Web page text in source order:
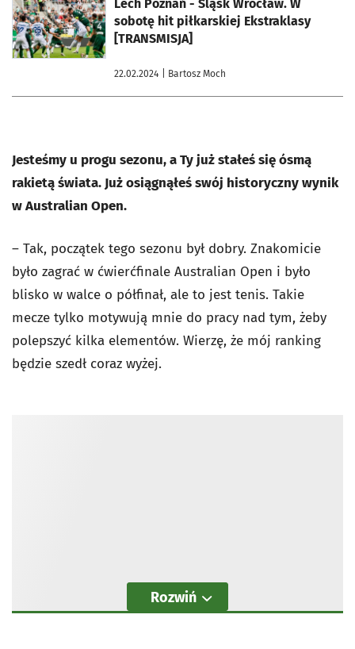
Lech Poznań - Śląsk Wrocław. W
sobotę hit piłkarskiej Ekstraklasy
[TRANSMISJA]
22.02.2024 | Bartosz Moch
Jesteśmy u progu sezonu, a Ty już stałeś się ósmą
rakietą świata. Już osiągnąłeś swój historyczny wynik
w Australian Open.
– Tak, początek tego sezonu był dobry. Znakomicie
było zagrać w ćwierćfinale Australian Open i było
blisko w walce o półfinał, ale to jest tenis. Takie
mecze tylko motywują mnie do pracy nad tym, żeby
polepszyć kilka elementów. Wierzę, że mój ranking
będzie szedł coraz wyżej.
Rozwiń